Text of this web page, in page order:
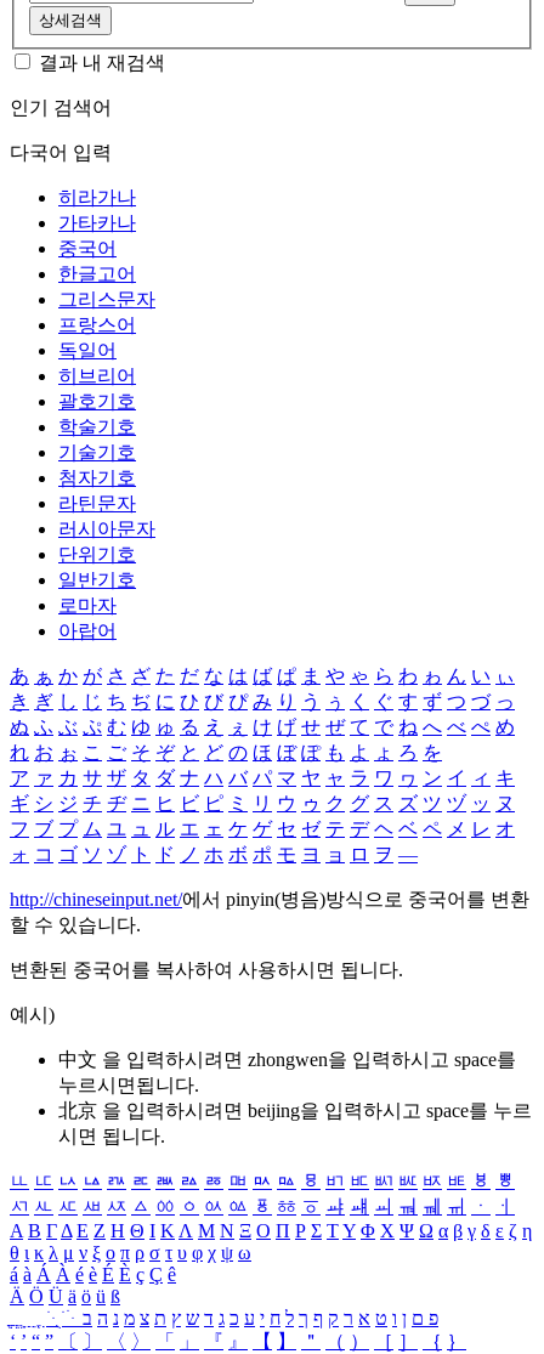
상세검색
결과 내 재검색
인기 검색어
다국어 입력
히라가나
가타카나
중국어
한글고어
그리스문자
프랑스어
독일어
히브리어
괄호기호
학술기호
기술기호
첨자기호
라틴문자
러시아문자
단위기호
일반기호
로마자
아랍어
あ ぁ か が さ ざ た だ な は ば ぱ ま や ゃ ら わ ゎ ん い ぃ
き ぎ し じ ち ぢ に ひ び ぴ み り う ぅ く ぐ す ず つ づ っ
ぬ ふ ぶ ぷ む ゆ ゅ る え ぇ け げ せ ぜ て で ね へ べ ぺ め
れ お ぉ こ ご そ ぞ と ど の ほ ぼ ぽ も よ ょ ろ を
ア ァ カ サ ザ タ ダ ナ ハ バ パ マ ヤ ャ ラ ワ ヮ ン イ ィ キ
ギ シ ジ チ ヂ ニ ヒ ビ ピ ミ リ ウ ゥ ク グ ス ズ ツ ヅ ッ ヌ
フ ブ プ ム ユ ュ ル エ ェ ケ ゲ セ ゼ テ デ ヘ ベ ペ メ レ オ
ォ コ ゴ ソ ゾ ト ド ノ ホ ボ ポ モ ヨ ョ ロ ヲ ―
http://chineseinput.net/에서 pinyin(병음)방식으로 중국어를 변환
할 수 있습니다.
변환된 중국어를 복사하여 사용하시면 됩니다.
예시)
中文 을 입력하시려면 zhongwen을 입력하시고 space를
누르시면됩니다.
北京 을 입력하시려면 beijing을 입력하시고 space를 누르
시면 됩니다.
ㅥ ㅦ ㅧ ㅨ ㅩ ㅪ ㅫ ㅬ ㅭ ㅮ ㅯ ㅰ ㅱ ㅲ ㅳ ㅴ ㅵ ㅶ ㅷ ㅸ
ㅹ
ㅺ ㅻ ㅼ ㅽ ㅾ ㅿ ㆀ ㆁ ㆂ ㆃ ㆄ ㆅ ㆆ ㆇ ㆈ ㆉ ㆊ ㆋ ㆌ ㆍ
ㆎ
Α Β ΓΔ Ε Ζ Η Θ Ι ΚΛ Μ Ν Ξ Ο Π Ρ Σ ΤΥ Φ Χ Ψ Ω α β γ δ ε ζ η
θ ι κ λ μ ν ξ ο π ρ σ τ υ φ χ ψ ω
á à Á À é è É È ç Ç ê
Ä Ö Ü ä ö ü ß
ִֶֹ ֻּ ׁׂ פ ם ן ו ט א ר ק ף ך ל ח י ע כ ג ד ש ץ ת צ מ נ ה ב
‘ ’ “ ” 〔 〕 〈 〉 「 」 『 』 【 】 ＂ （ ） ［ ］ ｛ ｝